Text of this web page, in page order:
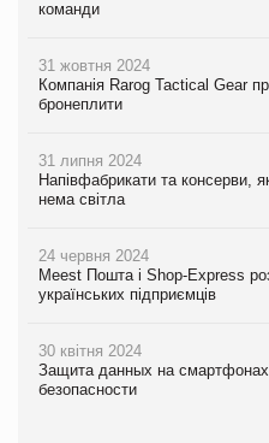
команди
31 жовтня 2024
Компанія Rarog Tactical Gear
бронеплити
31 липня 2024
Напівфабрикати та консерви,
нема світла
24 червня 2024
Meest Пошта і Shop-Express
українських підприємців
30 квітня 2024
Защита данных на
безопасности